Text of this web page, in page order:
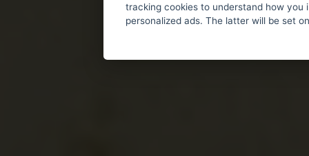
tracking cookies to understand how
personalized ads. The latter will be set